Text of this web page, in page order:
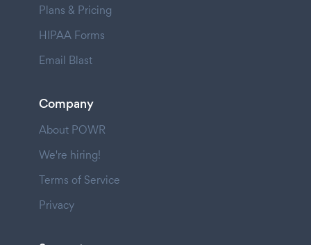
Plans & Pricing
HIPAA Forms
Email Blast
Company
About POWR
We're hiring!
Terms of Service
Privacy